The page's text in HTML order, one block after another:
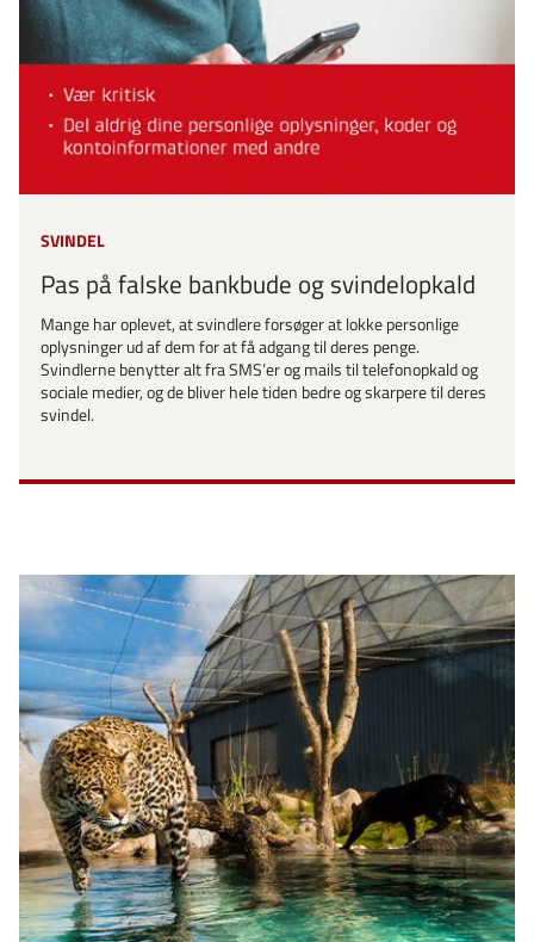
SVINDEL
Pas på falske bankbude og svindelopkald
Mange har oplevet, at svindlere forsøger at lokke personlige
oplysninger ud af dem for at få adgang til deres penge.
Svindlerne benytter alt fra SMS’er og mails til telefonopkald og
sociale medier, og de bliver hele tiden bedre og skarpere til deres
svindel.